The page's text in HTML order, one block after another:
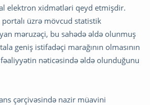
elektron xidmətləri qeyd etmişdir.
üzrə mövcud statistik
məruzəçi, bu sahədə əldə olunmuş
geniş istifadəçi marağının olmasının
nəticəsində əldə olunduğunu
çərçivəsində nazir müavini